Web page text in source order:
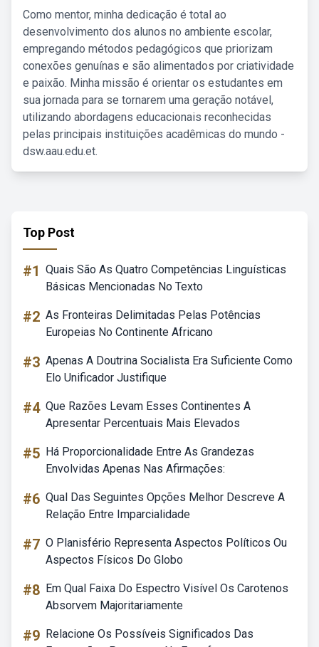
Como mentor, minha dedicação é total ao
desenvolvimento dos alunos no ambiente escolar,
empregando métodos pedagógicos que priorizam
conexões genuínas e são alimentados por criatividade
e paixão. Minha missão é orientar os estudantes em
sua jornada para se tornarem uma geração notável,
utilizando abordagens educacionais reconhecidas
pelas principais instituições acadêmicas do mundo -
dsw.aau.edu.et.
Top Post
#1 Quais São As Quatro Competências Linguísticas
Básicas Mencionadas No Texto
#2 As Fronteiras Delimitadas Pelas Potências
Europeias No Continente Africano
#3 Apenas A Doutrina Socialista Era Suficiente Como
Elo Unificador Justifique
#4 Que Razões Levam Esses Continentes A
Apresentar Percentuais Mais Elevados
#5 Há Proporcionalidade Entre As Grandezas
Envolvidas Apenas Nas Afirmações:
#6 Qual Das Seguintes Opções Melhor Descreve A
Relação Entre Imparcialidade
#7 O Planisfério Representa Aspectos Políticos Ou
Aspectos Físicos Do Globo
#8 Em Qual Faixa Do Espectro Visível Os Carotenos
Absorvem Majoritariamente
#9 Relacione Os Possíveis Significados Das